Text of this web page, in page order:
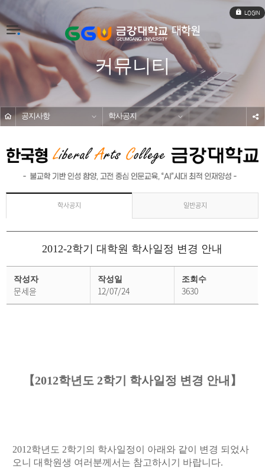
전
체
로
그
커뮤니티
공지사항 학사공지
학사공지 일반공지
학
상
2012-2학기 대학원 학사일정 변경 안내
작성자
문세윤
작성일
12/07/24
조회수
3630
【2012학년도 2학기 학사일정 변경 안내】
2012학년도 2학기의 학사일정이 아래와 같이 변경 되었사
오니 대학원생 여러분께서는 참고하시기 바랍니다.